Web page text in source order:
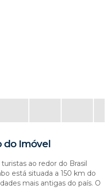
do Imóvel
ao redor do Brasil
está situada a 150 km do
mais antigas do país. O